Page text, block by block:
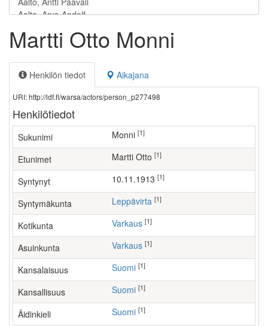
Martti Otto Monni
Henkilön tiedot Aikajana
URI: http://ldf.fi/warsa/actors/person_p277498
Henkilötiedot
Sukunimi Monni [1]
Etunimet Martti Otto [1]
Syntynyt 10.11.1913 [1]
Syntymäkunta Leppävirta [1]
Kotikunta Varkaus [1]
Asuinkunta Varkaus [1]
Kansalaisuus Suomi [1]
Kansallisuus Suomi [1]
Äidinkieli Suomi [1]